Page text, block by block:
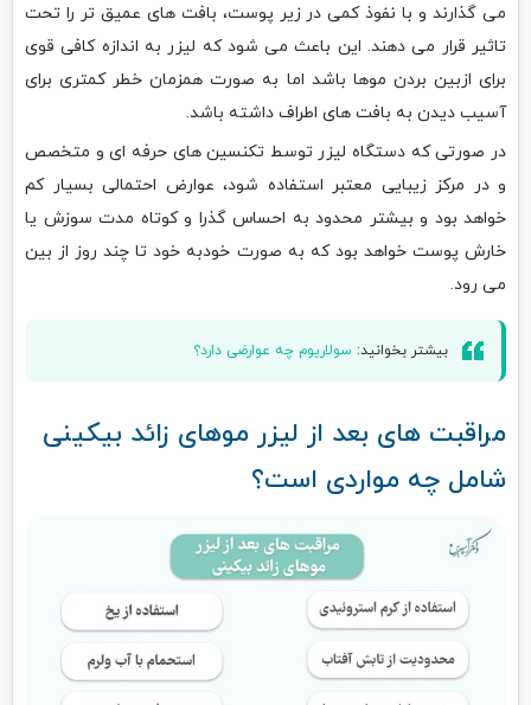
می گذارند و با نفوذ کمی در زیر پوست، بافت های عمیق تر را تحت
تاثیر قرار می دهند. این باعث می شود که لیزر به اندازه کافی قوی
برای ازبین بردن موها باشد اما به صورت همزمان خطر کمتری برای
آسیب دیدن به بافت های اطراف داشته باشد.
در صورتی که دستگاه لیزر توسط تکنسین های حرفه ای و متخصص
و در مرکز زیبایی معتبر استفاده شود، عوارض احتمالی بسیار کم
خواهد بود و بیشتر محدود به احساس گذرا و کوتاه مدت سوزش یا
خارش پوست خواهد بود که به صورت خودبه خود تا چند روز از بین
می رود.
بیشتر بخوانید: سولاریوم چه عوارضی دارد؟
مراقبت های بعد از لیزر موهای زائد بیکینی
شامل چه مواردی است؟